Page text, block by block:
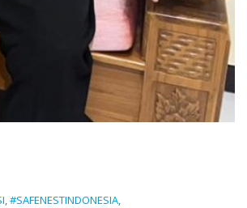
#SAFENESTINDONESIA,